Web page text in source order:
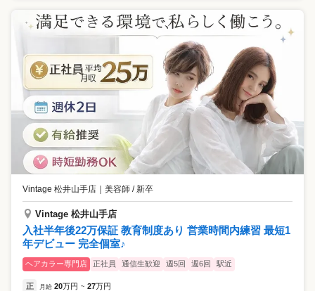
Vintage 松井山手店 ｜ 美容師 / 新卒
Vintage 松井山手店
入社半年後22万保証 教育制度あり 営業時間内練習 最短1
年デビュー 完全個室♪
ヘアカラー専門店 正社員 通信生歓迎 週5回 週6回 駅近
正 月給 20万円 ~ 27万円